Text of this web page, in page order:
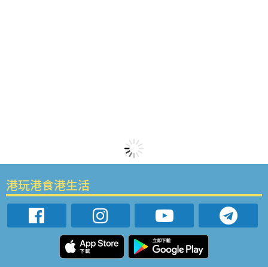
港玩港食港生活